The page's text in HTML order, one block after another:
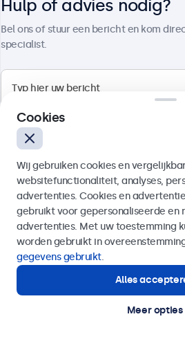
Bekijken
Infrarood kabel - 1m
Artikelnummer:IRC7
IR verlengkabel
Snel en eenvoudig te installeren
Hulp of advies nodig?
Bel ons of stuur een bericht en kom
specialist.
Verzenden
Of bel ons op
Hulp of advies nodig?
Direct contact met een specialist.
Cookies
Wij gebruiken cookies en
websitefunctionaliteit, analyses,
advertenties. Cookies en
gebruikt voor gepersonaliseerde en
advertenties. Met uw toestemming
worden gebruikt in
gegevens gebruikt.
Alles
Meer opties